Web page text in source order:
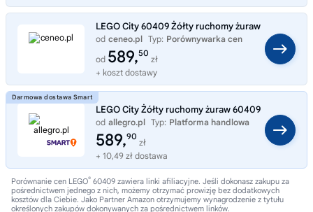
LEGO City 60409 Żółty ruchomy żuraw
od ceneo.pl Typ: Porównywarka cen
od 589,50
zł
+ koszt dostawy
LEGO City Żółty ruchomy żuraw 60409
od allegro.pl Typ: Platforma handlowa
589,90
zł
+ 10,49 zł dostawa
Porównanie cen LEGO® 60409 zawiera linki afiliacyjne. Jeśli dokonasz zakupu za
pośrednictwem jednego z nich, możemy otrzymać prowizję bez dodatkowych
kosztów dla Ciebie. Jako Partner Amazon otrzymujemy wynagrodzenie z tytułu
określonych zakupów dokonywanych za pośrednictwem linków.